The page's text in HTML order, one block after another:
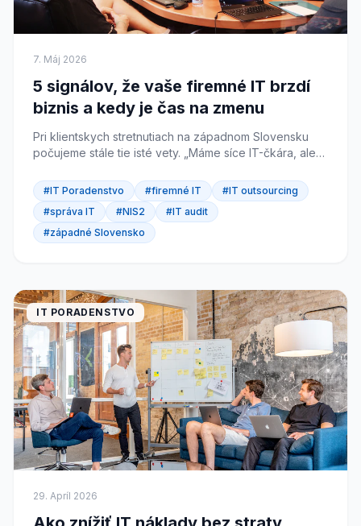
7. Máj 2026
5 signálov, že vaše firemné IT brzdí
biznis a kedy je čas na zmenu
Pri klientskych stretnutiach na západnom Slovensku
počujeme stále tie isté vety. „Máme síce IT-čkára, ale
#IT Poradenstvo #firemné IT
#IT outsourcing
#správa IT
#NIS2
#IT audit
#západné Slovensko
IT PORADENSTVO
29. Apríl 2026